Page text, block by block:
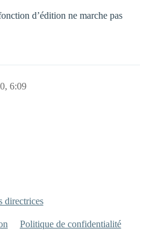
d’édition ne marche pas
6:09
directrices
Politique de confidentialité